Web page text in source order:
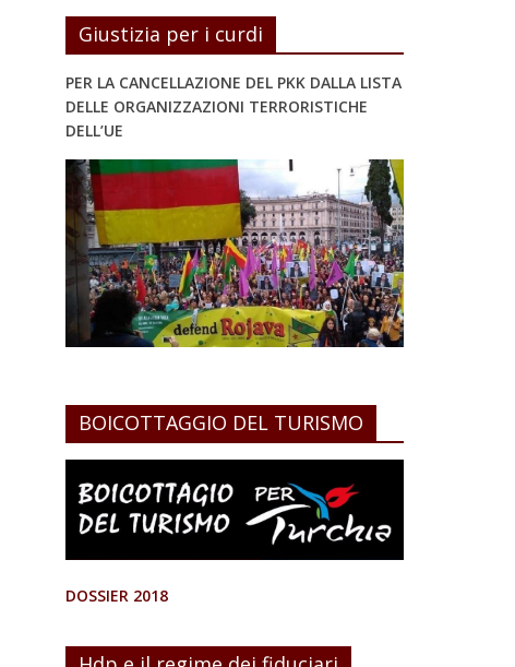
Giustizia per i curdi
PER LA CANCELLAZIONE DEL PKK DALLA LISTA
DELLE ORGANIZZAZIONI TERRORISTICHE
DELL’UE
BOICOTTAGGIO DEL TURISMO
DOSSIER 2018